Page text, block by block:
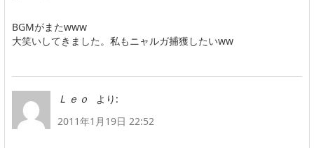
BGMがまたwww
大笑いしてきました。私もニャルガ捕獲したいww
Ｌｅｏ
より:
2011年1月19日 22:52